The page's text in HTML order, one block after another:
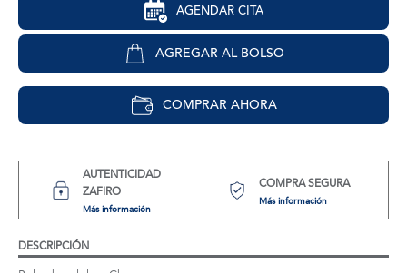
AGENDAR CITA
AGREGAR AL BOLSO
COMPRAR AHORA
AUTENTICIDAD
ZAFIRO
Más información
COMPRA SEGURA
Más información
DESCRIPCIÓN